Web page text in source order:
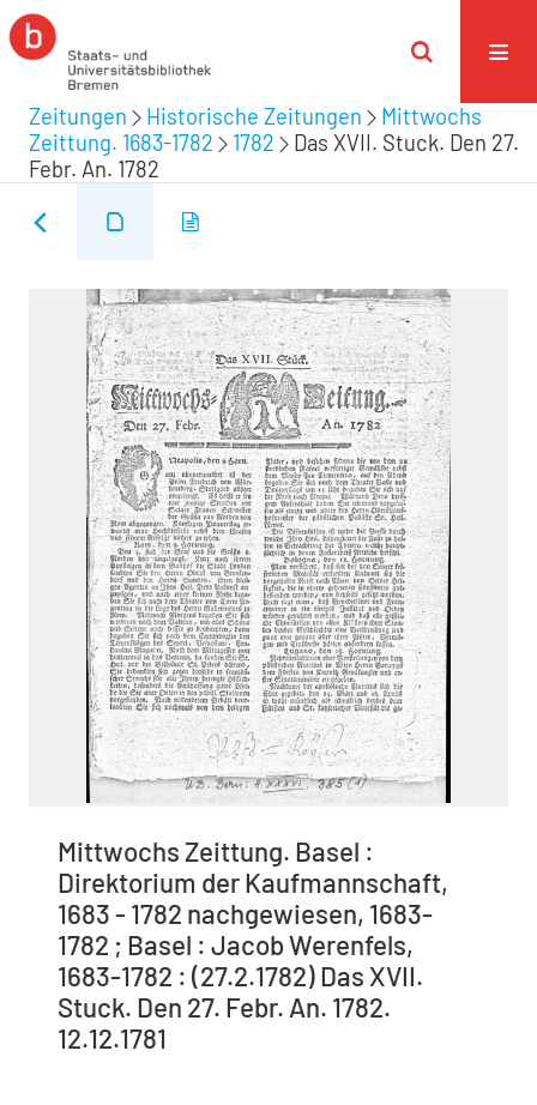
Zeitungen Historische Zeitungen
Mittwochs
Zeittung. 1683-1782
1782
Das XVII. Stuck. Den 27.
Febr. An. 1782
Mittwochs Zeittung. Basel :
Direktorium der Kaufmannschaft,
1683 - 1782 nachgewiesen, 1683-
1782 ; Basel : Jacob Werenfels,
1683-1782 : (27.2.1782) Das XVII.
Stuck. Den 27. Febr. An. 1782.
12.12.1781